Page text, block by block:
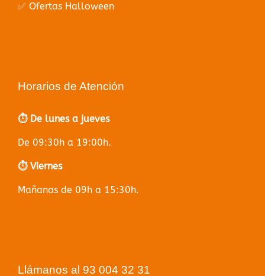
✅ Ofertas Halloween
Horarios de Atención
⏱️ De lunes a jueves
De 09:30h a 19:00h.
⏱️ Viernes
Mañanas de 09h a 15:30h.
Llámanos al 93 004 32 31